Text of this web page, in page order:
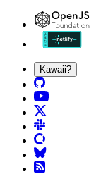
Kawaii?